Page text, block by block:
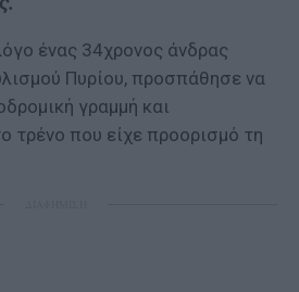
ένας 34χρονος άνδρας
Πυρίου, προσπάθησε να
γραμμή και
τρένο που είχε προορισμό τη